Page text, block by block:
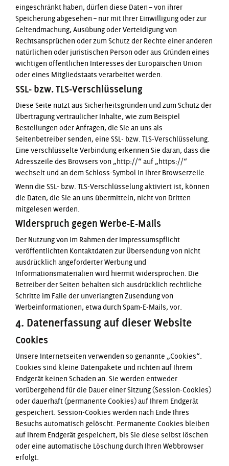
eingeschränkt haben, dürfen diese Daten – von ihrer
Speicherung abgesehen – nur mit Ihrer Einwilligung oder zur
Geltendmachung, Ausübung oder Verteidigung von
Rechtsansprüchen oder zum Schutz der Rechte einer anderen
natürlichen oder juristischen Person oder aus Gründen eines
wichtigen öffentlichen Interesses der Europäischen Union
oder eines Mitgliedstaats verarbeitet werden.
SSL- bzw. TLS-Verschlüsselung
Diese Seite nutzt aus Sicherheitsgründen und zum Schutz der
Übertragung vertraulicher Inhalte, wie zum Beispiel
Bestellungen oder Anfragen, die Sie an uns als
Seitenbetreiber senden, eine SSL- bzw. TLS-Verschlüsselung.
Eine verschlüsselte Verbindung erkennen Sie daran, dass die
Adresszeile des Browsers von „http://“ auf „https://“
wechselt und an dem Schloss-Symbol in Ihrer Browserzeile.
Wenn die SSL- bzw. TLS-Verschlüsselung aktiviert ist, können
die Daten, die Sie an uns übermitteln, nicht von Dritten
mitgelesen werden.
Widerspruch gegen Werbe-E-Mails
Der Nutzung von im Rahmen der Impressumspflicht
veröffentlichten Kontaktdaten zur Übersendung von nicht
ausdrücklich angeforderter Werbung und
Informationsmaterialien wird hiermit widersprochen. Die
Betreiber der Seiten behalten sich ausdrücklich rechtliche
Schritte im Falle der unverlangten Zusendung von
Werbeinformationen, etwa durch Spam-E-Mails, vor.
4. Datenerfassung auf dieser Website
Cookies
Unsere Internetseiten verwenden so genannte „Cookies“.
Cookies sind kleine Datenpakete und richten auf Ihrem
Endgerät keinen Schaden an. Sie werden entweder
vorübergehend für die Dauer einer Sitzung (Session-Cookies)
oder dauerhaft (permanente Cookies) auf Ihrem Endgerät
gespeichert. Session-Cookies werden nach Ende Ihres
Besuchs automatisch gelöscht. Permanente Cookies bleiben
auf Ihrem Endgerät gespeichert, bis Sie diese selbst löschen
oder eine automatische Löschung durch Ihren Webbrowser
erfolgt.